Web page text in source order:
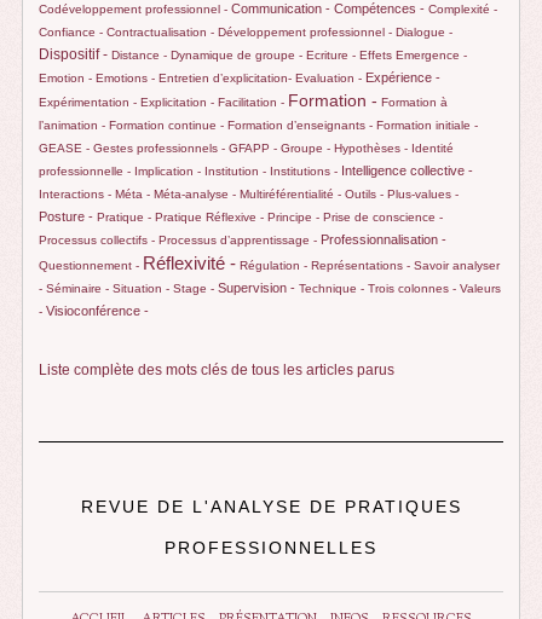
Codéveloppement professionnel - Communication - Compétences - Complexité -
Confiance - Contractualisation - Développement professionnel - Dialogue -
Dispositif - Distance - Dynamique de groupe - Ecriture - Effets Emergence -
Emotion - Emotions - Entretien d’explicitation- Evaluation - Expérience -
Expérimentation - Explicitation - Facilitation - Formation - Formation à
l’animation - Formation continue - Formation d’enseignants - Formation initiale -
GEASE - Gestes professionnels - GFAPP - Groupe - Hypothèses - Identité
professionnelle - Implication - Institution - Institutions - Intelligence collective -
Interactions - Méta - Méta-analyse - Multiréférentialité - Outils - Plus-values -
Posture - Pratique - Pratique Réflexive - Principe - Prise de conscience -
Processus collectifs - Processus d’apprentissage - Professionnalisation -
Questionnement - Réflexivité - Régulation - Représentations - Savoir analyser
- Séminaire - Situation - Stage - Supervision - Technique - Trois colonnes - Valeurs
- Visioconférence -
Liste complète des mots clés de tous les articles parus
REVUE DE L'ANALYSE DE PRATIQUES
PROFESSIONNELLES